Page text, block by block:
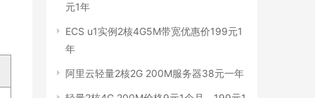
元1年
ECS u1实例2核4G5M带宽优惠价199元1
年
阿里云轻量2核2G 200M服务器38元一年